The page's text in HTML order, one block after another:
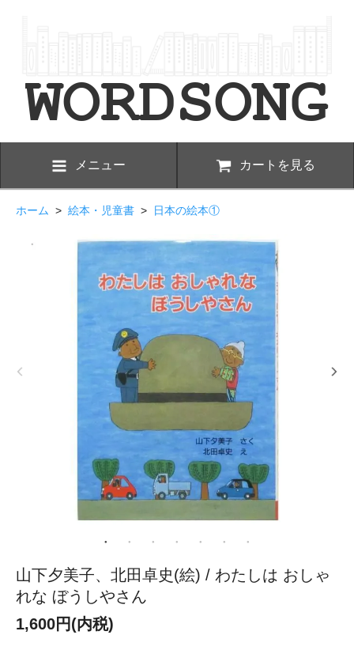
メニュー カートを見る
ホーム > 絵本・児童書 > 日本の絵本①
山下夕美子、北田卓史(絵) / わたしは おしゃ
れな ぼうしやさん
1,600円(内税)